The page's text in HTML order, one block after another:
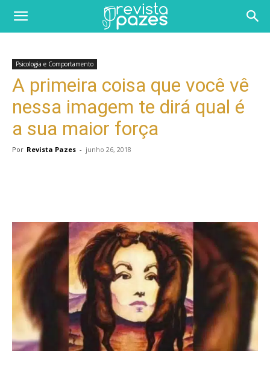
Psicologia e Comportamento
A primeira coisa que você vê
nessa imagem te dirá qual é
a sua maior força
Por Revista Pazes - junho 26, 2018